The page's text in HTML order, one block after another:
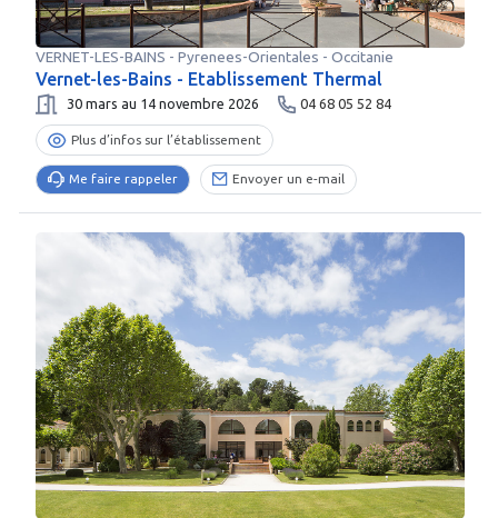
VERNET-LES-BAINS - Pyrenees-Orientales - Occitanie
Vernet-les-Bains - Etablissement Thermal
30 mars au 14 novembre 2026 04 68 05 52 84
Plus d’infos sur l’établissement
Me faire rappeler Envoyer un e-mail